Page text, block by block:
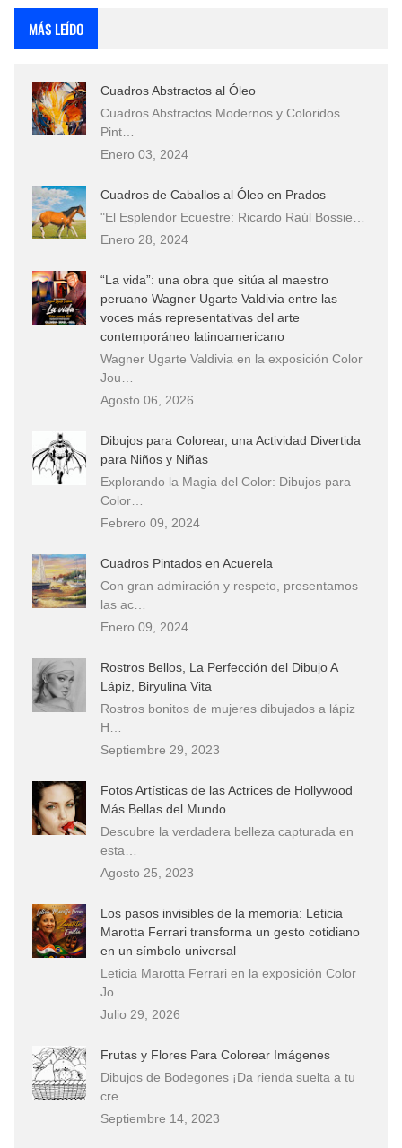
MÁS LEÍDO
Cuadros Abstractos al Óleo
Cuadros Abstractos Modernos y Coloridos
Pint…
Enero 03, 2024
Cuadros de Caballos al Óleo en Prados
"El Esplendor Ecuestre: Ricardo Raúl Bossie…
Enero 28, 2024
“La vida”: una obra que sitúa al maestro
peruano Wagner Ugarte Valdivia entre las
voces más representativas del arte
contemporáneo latinoamericano
Wagner Ugarte Valdivia en la exposición Color
Jou…
Agosto 06, 2026
Dibujos para Colorear, una Actividad Divertida
para Niños y Niñas
Explorando la Magia del Color: Dibujos para
Color…
Febrero 09, 2024
Cuadros Pintados en Acuerela
Con gran admiración y respeto, presentamos
las ac…
Enero 09, 2024
Rostros Bellos, La Perfección del Dibujo A
Lápiz, Biryulina Vita
Rostros bonitos de mujeres dibujados a lápiz
H…
Septiembre 29, 2023
Fotos Artísticas de las Actrices de Hollywood
Más Bellas del Mundo
Descubre la verdadera belleza capturada en
esta…
Agosto 25, 2023
Los pasos invisibles de la memoria: Leticia
Marotta Ferrari transforma un gesto cotidiano
en un símbolo universal
Leticia Marotta Ferrari en la exposición Color
Jo…
Julio 29, 2026
Frutas y Flores Para Colorear Imágenes
Dibujos de Bodegones ¡Da rienda suelta a tu
cre…
Septiembre 14, 2023